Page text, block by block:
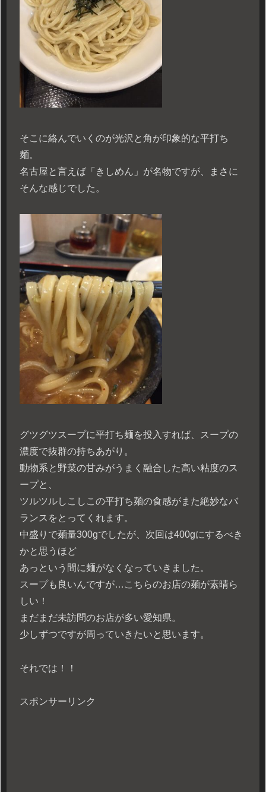
そこに絡んでいくのが光沢と角が印象的な平打ち
麺。
名古屋と言えば「きしめん」が名物ですが、まさに
そんな感じでした。
グツグツスープに平打ち麺を投入すれば、スープの
濃度で抜群の持ちあがり。
動物系と野菜の甘みがうまく融合した高い粘度のス
ープと、
ツルツルしこしこの平打ち麺の食感がまた絶妙なバ
ランスをとってくれます。
中盛りで麺量300gでしたが、次回は400gにするべき
かと思うほど
あっという間に麺がなくなっていきました。
スープも良いんですが…こちらのお店の麺が素晴ら
しい！
まだまだ未訪問のお店が多い愛知県。
少しずつですが周っていきたいと思います。
それでは！！
スポンサーリンク